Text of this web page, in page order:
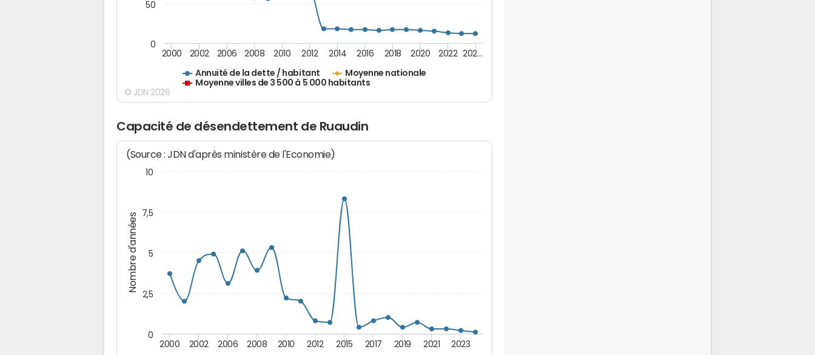
Annuité de la dette / habitant
Moyenne nationale
Moyenne villes de 3 500 à 5 000 habitants
2000 2002 2006 2008 2010 2012 2014 2016 2018 2020 2022 202…
0
50
© JDN 2026
Capacité de désendettement de Ruaudin
Nombre d'années
(Source : JDN d'après ministère de l'Economie)
2000 2002 2006 2008 2010 2012 2015 2017 2019 2021 2023
0
2,5
5
7,5
10